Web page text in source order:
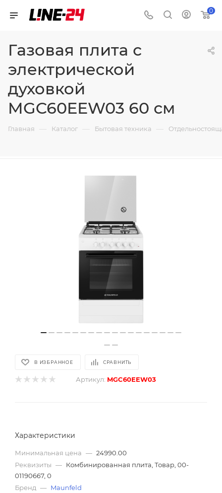
0
Газовая плита с
электрической
духовкой
MGC60EEW03 60 см
Главная — Каталог — Бытовая техника —
В ИЗБРАННОЕ СРАВНИТЬ
Артикул: MGC60EEW03
Характеристики
Минимальная цена — 24990.00
Реквизиты — Комбинированная плита, Товар, 00-
01190667, 0
Бренд — Maunfeld